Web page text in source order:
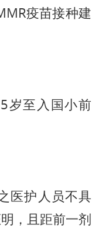
疫苗接种建
岁至入国小前
医护人员不具
，且距前一剂